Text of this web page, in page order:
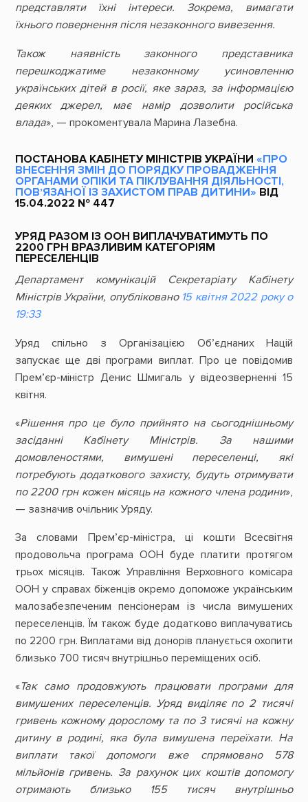
представляти їхні інтереси. Зокрема, вимагати
їхнього повернення після незаконного вивезення.
Також наявність законного представника
перешкоджатиме незаконному усиновленню
українських дітей в росії, яке зараз, за інформацією
деяких джерел, має намір дозволити російська
влада», — прокоментувала Марина Лазебна.
ПОСТАНОВА КАБІНЕТУ МІНІСТРІВ УКРАЇНИ «ПРО
ВНЕСЕННЯ ЗМІН ДО ПОРЯДКУ ПРОВАДЖЕННЯ
ОРГАНАМИ ОПІКИ ТА ПІКЛУВАННЯ ДІЯЛЬНОСТІ,
ПОВʼЯЗАНОЇ ІЗ ЗАХИСТОМ ПРАВ ДИТИНИ» ВІД
15.04.2022 № 447
УРЯД РАЗОМ ІЗ ООН ВИПЛАЧУВАТИМУТЬ ПО
2200 ГРН ВРАЗЛИВИМ КАТЕГОРІЯМ
ПЕРЕСЕЛЕНЦІВ
Департамент комунікацій Секретаріату Кабінету
Міністрів України, опубліковано 15 квітня 2022 року о
19:33
Уряд спільно з Організацією Об’єднаних Націй
запускає ще дві програми виплат. Про це повідомив
Прем’єр-міністр Денис Шмигаль у відеозверненні 15
квітня.
«Рішення про це було прийнято на сьогоднішньому
засіданні Кабінету Міністрів. За нашими
домовленостями, вимушені переселенці, які
потребують додаткового захисту, будуть отримувати
по 2200 грн кожен місяць на кожного члена родини»,
— зазначив очільник Уряду.
За словами Прем’єр-міністра, ці кошти Всесвітня
продовольча програма ООН буде платити протягом
трьох місяців. Також Управління Верховного комісара
ООН у справах біженців окремо допоможе українським
малозабезпеченим пенсіонерам із числа вимушених
переселенців. Їм також буде додатково виплачуватись
по 2200 грн. Виплатами від донорів планується охопити
близько 700 тисяч внутрішньо переміщених осіб.
«Так само продовжують працювати програми для
вимушених переселенців. Уряд виділяє по 2 тисячі
гривень кожному дорослому та по 3 тисячі на кожну
дитину в родині, яка була вимушена переїхати. На
виплати такої допомоги вже спрямовано 578
мільйонів гривень. За рахунок цих коштів допомогу
отримають близько 155 тисяч внутрішньо